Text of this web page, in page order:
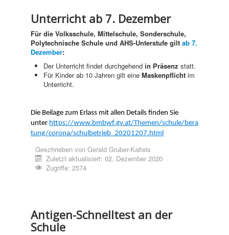
Unterricht ab 7. Dezember
Für die Volksschule, Mittelschule, Sonderschule,
Polytechnische Schule und AHS-Unterstufe gilt ab 7.
Dezember:
Der Unterricht findet durchgehend in Präsenz statt.
Für Kinder ab 10 Jahren gilt eine Maskenpflicht im
Unterricht.
Die Beilage zum Erlass mit allen Details finden Sie
unter https://www.bmbwf.gv.at/Themen/schule/bera
tung/corona/schulbetrieb_20201207.html
Geschrieben von Gerald Gruber-Kalteis
Zuletzt aktualisiert: 02. Dezember 2020
Zugriffe: 2574
Antigen-Schnelltest an der
Schule